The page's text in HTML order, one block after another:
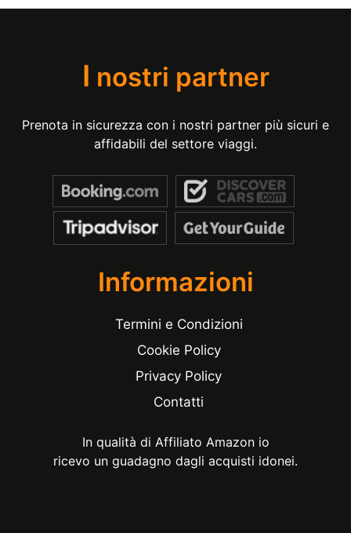
I nostri partner
Prenota in sicurezza con i nostri partner più sicuri e
affidabili del settore viaggi.
Informazioni
Termini e Condizioni
Cookie Policy
Privacy Policy
Contatti
In qualità di Affiliato Amazon io
ricevo un guadagno dagli acquisti idonei.